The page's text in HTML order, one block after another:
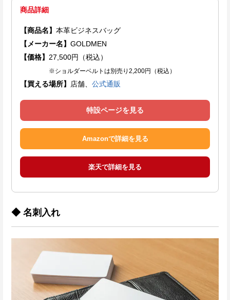
商品詳細
【商品名】 本革ビジネスバッグ
【メーカー名】 GOLDMEN
【価格】 27,500円（税込）
※ショルダーベルトは別売り2,200円（税込）
【買える場所】 店舗、 公式通販
特設ページを見る
Amazonで詳細を見る
楽天で詳細を見る
◆ 名刺入れ